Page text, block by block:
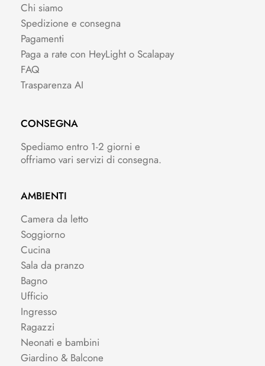
Chi siamo
Spedizione e consegna
Pagamenti
Paga a rate con HeyLight o Scalapay
FAQ
Trasparenza AI
CONSEGNA
Spediamo entro 1-2 giorni e
offriamo vari servizi di consegna.
AMBIENTI
Camera da letto
Soggiorno
Cucina
Sala da pranzo
Bagno
Ufficio
Ingresso
Ragazzi
Neonati e bambini
Giardino & Balcone